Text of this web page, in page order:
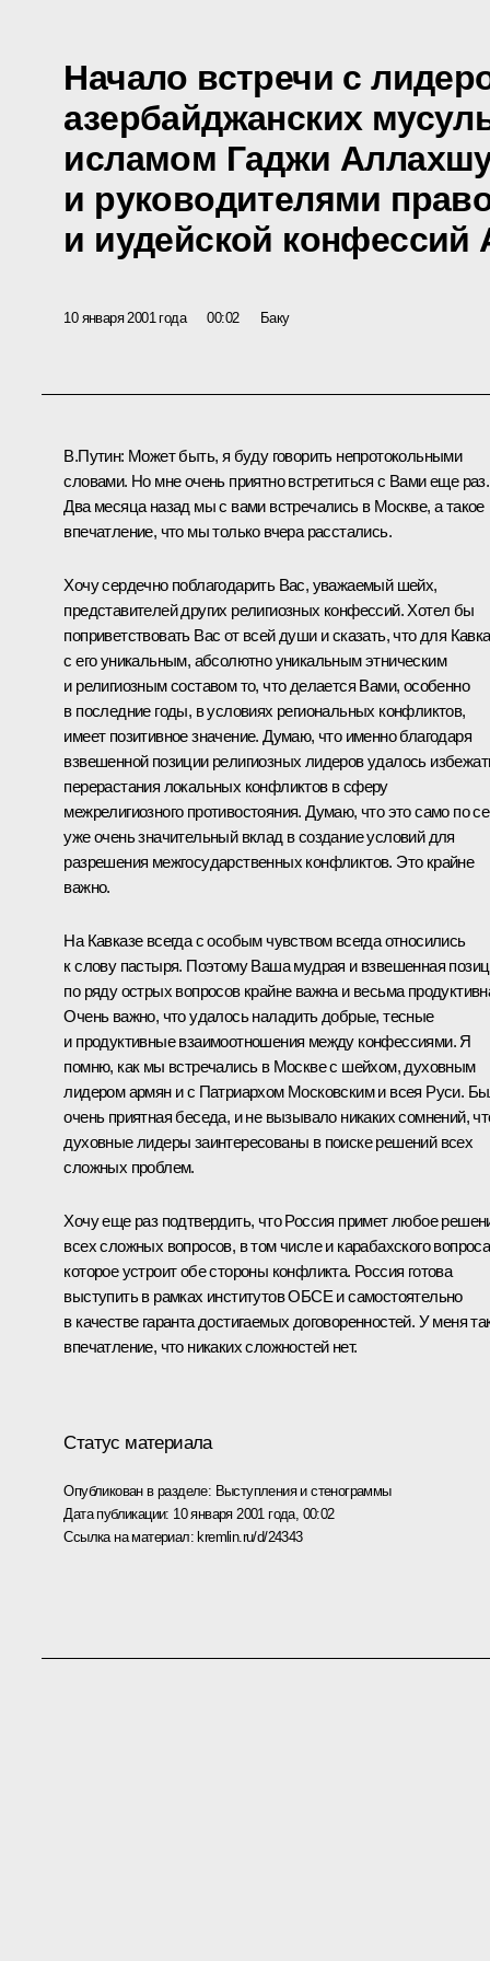
Начало встречи с
азербайджанских
исламом Гаджи
и руководителями
и иудейской конфессий
10 января 2001 года 00:02 Баку
В.Путин: Может быть, я буду говорить непротокольными
словами. Но мне очень приятно встретиться с Вами еще раз.
Два месяца назад мы с вами встречались в Москве, а такое
впечатление, что мы только вчера расстались.
Хочу сердечно поблагодарить Вас, уважаемый шейх,
представителей других религиозных конфессий. Хотел бы
поприветствовать Вас от всей души и сказать, что для
с его уникальным, абсолютно уникальным этническим
и религиозным составом то, что делается Вами, особенно
в последние годы, в условиях региональных конфликтов,
имеет позитивное значение. Думаю, что именно благодаря
взвешенной позиции религиозных лидеров удалось
перерастания локальных конфликтов в сферу
межрелигиозного противостояния. Думаю, что это само по
уже очень значительный вклад в создание условий для
разрешения межгосударственных конфликтов. Это крайне
важно.
На Кавказе всегда с особым чувством всегда относились
к слову пастыря. Поэтому Ваша мудрая и взвешенная
по ряду острых вопросов крайне важна и весьма
Очень важно, что удалось наладить добрые, тесные
и продуктивные взаимоотношения между конфессиями. Я
помню, как мы встречались в Москве с шейхом, духовным
лидером армян и с Патриархом Московским и всея Руси.
очень приятная беседа, и не вызывало никаких сомнений,
духовные лидеры заинтересованы в поиске решений всех
сложных проблем.
Хочу еще раз подтвердить, что Россия примет любое
всех сложных вопросов, в том числе и карабахского
которое устроит обе стороны конфликта. Россия готова
выступить в рамках институтов ОБСЕ и самостоятельно
в качестве гаранта достигаемых договоренностей. У меня
впечатление, что никаких сложностей нет.
Статус материала
Опубликован в разделе: Выступления и стенограммы
Дата публикации: 10 января 2001 года, 00:02
Ссылка на материал:kremlin.ru/d/24343